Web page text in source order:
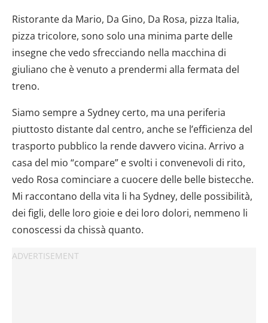
Ristorante da Mario, Da Gino, Da Rosa, pizza Italia,
pizza tricolore, sono solo una minima parte delle
insegne che vedo sfrecciando nella macchina di
giuliano che è venuto a prendermi alla fermata del
treno.
Siamo sempre a Sydney certo, ma una periferia
piuttosto distante dal centro, anche se l’efficienza del
trasporto pubblico la rende davvero vicina. Arrivo a
casa del mio “compare” e svolti i convenevoli di rito,
vedo Rosa cominciare a cuocere delle belle bistecche.
Mi raccontano della vita li ha Sydney, delle possibilità,
dei figli, delle loro gioie e dei loro dolori, nemmeno li
conoscessi da chissà quanto.